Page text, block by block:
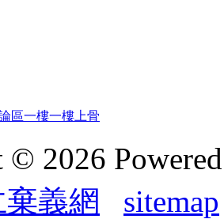
區一樓一樓上骨
© 2026
義網 sitemap